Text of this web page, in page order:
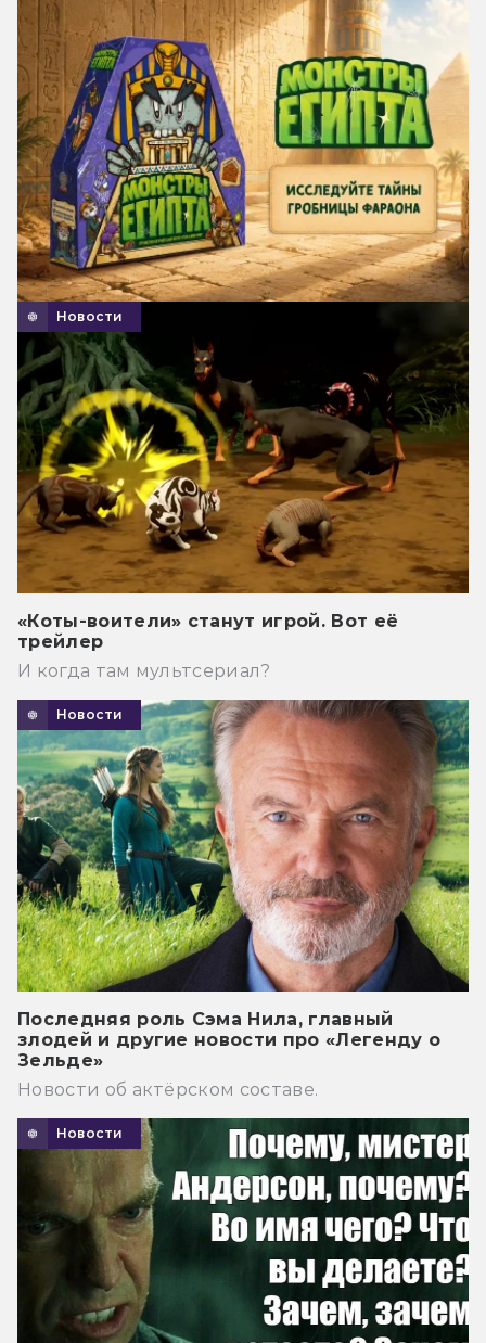
Новости
«Коты-воители» станут игрой. Вот её
трейлер
И когда там мультсериал?
Новости
Последняя роль Сэма Нила, главный
злодей и другие новости про «Легенду о
Зельде»
Новости об актёрском составе.
Новости